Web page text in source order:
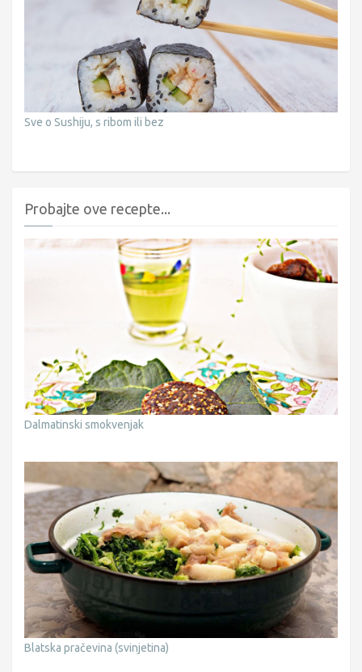
Sve o Sushiju, s ribom ili bez
Probajte ove recepte...
Dalmatinski smokvenjak
Blatska pračevina (svinjetina)